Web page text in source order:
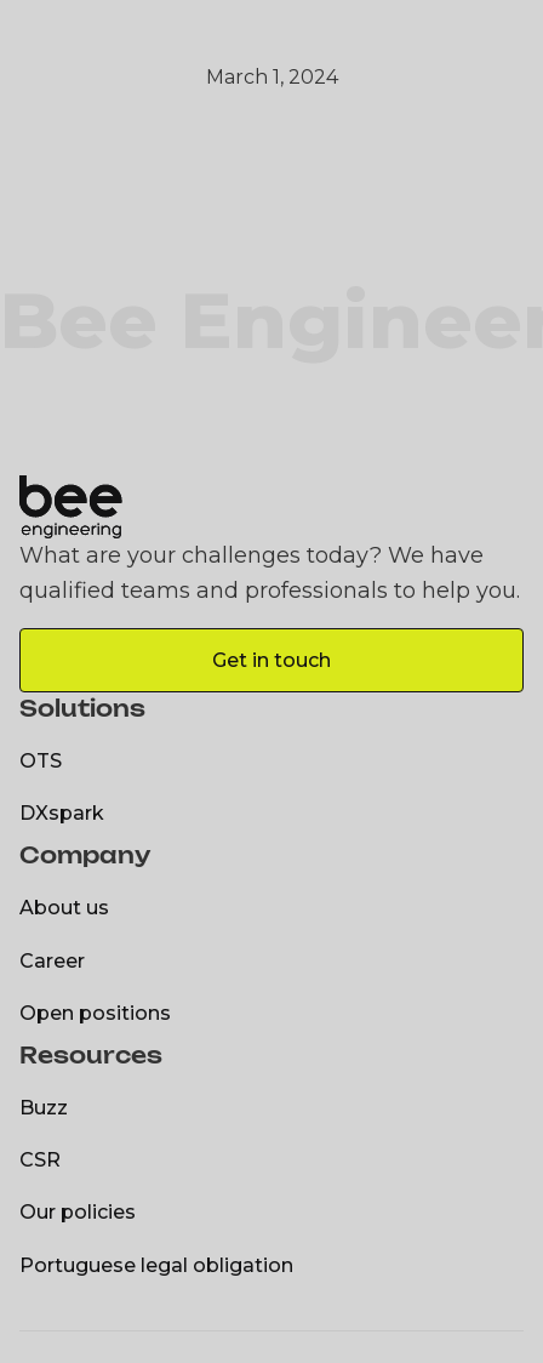
March 1, 2024
What are your challenges today? We have
qualified teams and professionals to help you.
Get in touch
Solutions
OTS
DXspark
Company
About us
Career
Open positions
Resources
Buzz
CSR
Our policies
Our policies
Portuguese legal obligation